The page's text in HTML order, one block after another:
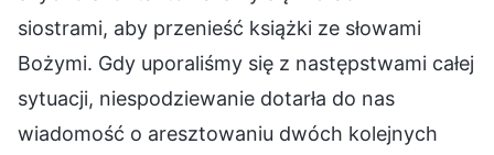
siostrami, aby przenieść książki ze słowami
Bożymi. Gdy uporaliśmy się z następstwami całej
sytuacji, niespodziewanie dotarła do nas
wiadomość o aresztowaniu dwóch kolejnych